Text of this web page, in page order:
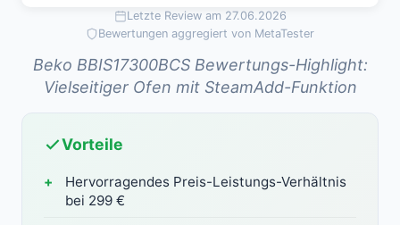
Letzte Review am 27.06.2026
Bewertungen aggregiert von MetaTester
Beko BBIS17300BCS Bewertungs-Highlight:
Vielseitiger Ofen mit SteamAdd-Funktion
Vorteile
Hervorragendes Preis-Leistungs-Verhältnis
bei 299 €